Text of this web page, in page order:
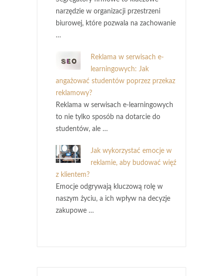
narzędzie w organizacji przestrzeni
biurowej, które pozwala na zachowanie
…
Reklama w serwisach e-
learningowych: Jak
angażować studentów poprzez przekaz
reklamowy?
Reklama w serwisach e-learningowych
to nie tylko sposób na dotarcie do
studentów, ale …
Jak wykorzystać emocje w
reklamie, aby budować więź
z klientem?
Emocje odgrywają kluczową rolę w
naszym życiu, a ich wpływ na decyzje
zakupowe …